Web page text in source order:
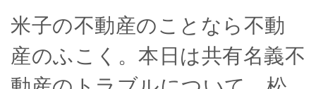
米子の不動産のことなら不動
産のふこく。本日は共有名義不